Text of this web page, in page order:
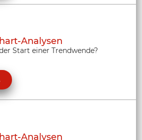
Analysen
Start einer Trendwende?
Analysen